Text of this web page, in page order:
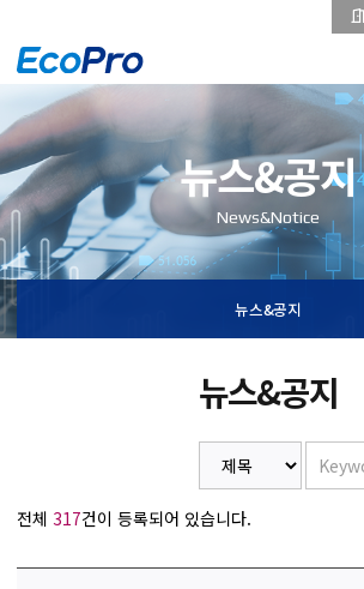
뉴스&공지
News&Notice
뉴스&공지
뉴스&공지
전체 317건이 등록되어 있습니다.